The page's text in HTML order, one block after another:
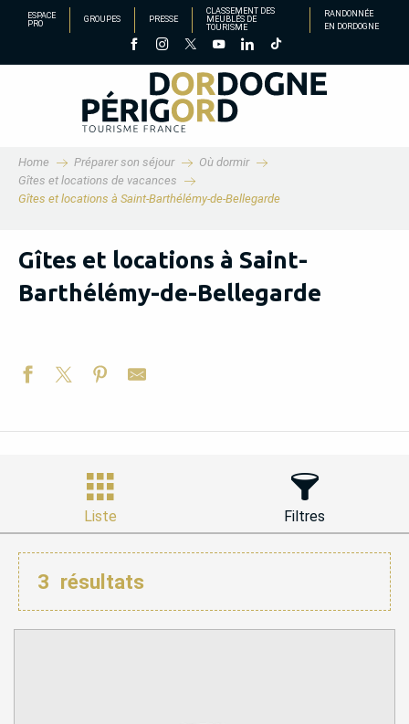
AllerESPACE
PRO
GROUPES PRESSE
CLASSEMENT DES
MEUBLÉS DE
TOURISME
RANDONNÉE
EN DORDOGNE
Home Préparer son séjour
Où dormir
Gîtes et locations de vacances
Gîtes et locations à Saint-Barthélémy-de-Bellegarde
Gîtes et locations à Saint-
Barthélémy-de-Bellegarde
Liste Filtres
3 résultats